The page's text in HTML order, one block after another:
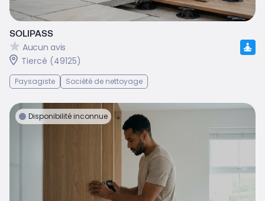
SOLIPASS
Aucun avis
Tiercé (49125)
Paysagiste Société de nettoyage
Disponibilité inconnue